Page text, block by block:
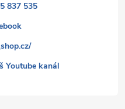
837 535
Youtube kanál